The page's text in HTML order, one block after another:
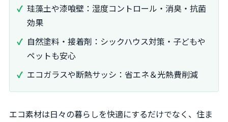
珪藻土や漆喰壁：湿度コントロール・消臭・抗菌
効果
自然塗料・接着剤：シックハウス対策・子どもや
ペットも安心
エコガラスや断熱サッシ：省エネ＆光熱費削減
エコ素材は日々の暮らしを快適にするだけでなく、住ま